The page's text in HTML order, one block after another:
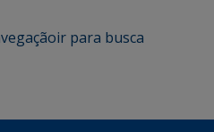
ir para busca